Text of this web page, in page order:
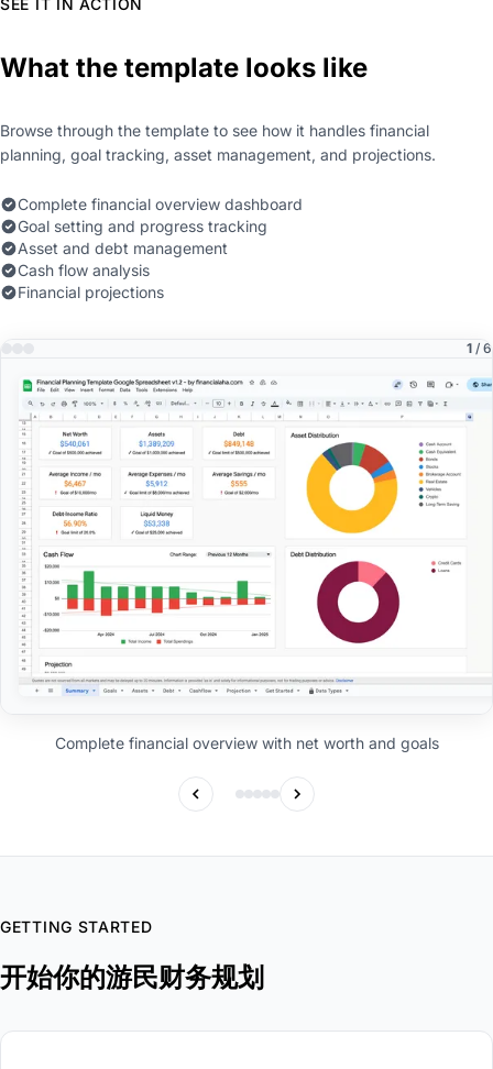
What the template looks like
Browse through the template to see how it handles financial
planning, goal tracking, asset management, and projections.
Complete financial overview dashboard
Goal setting and progress tracking
Asset and debt management
Cash flow analysis
Financial projections
1 / 6
Complete financial overview with net worth and goals
GETTING STARTED
开始你的游民财务规划